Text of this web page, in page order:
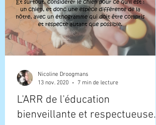
L'ARR de l'éducation
bienveillante et respectueuse.
Nicoline Droogmans
13 nov. 2020
7 min de lecture